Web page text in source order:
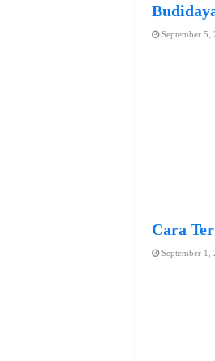
September 5,
Cara
September 1,